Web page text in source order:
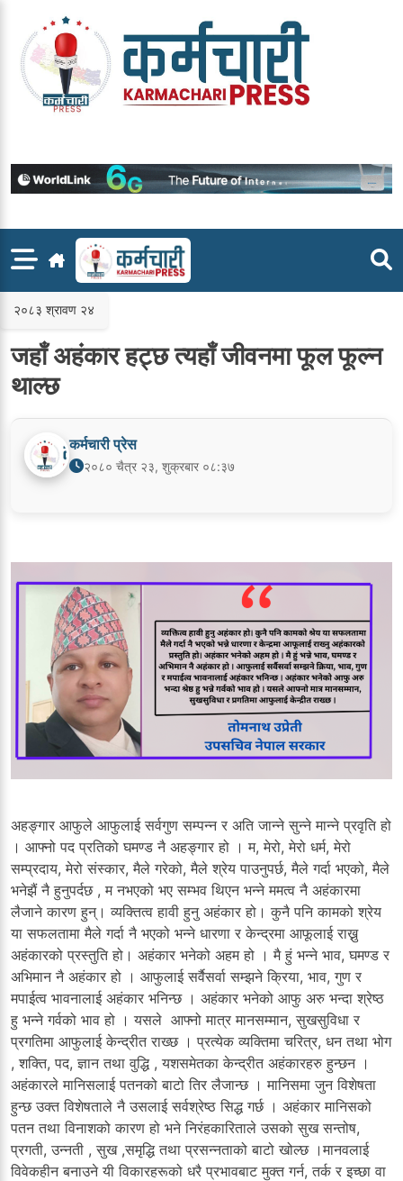
content
२०८३ श्रावण २४
जहाँ अहंकार हट्छ त्यहाँ जीवनमा फूल फूल्न
थाल्छ
कर्मचारी प्रेस
२०८० चैत्र २३, शुक्रबार ०८:३७
अहङ्गार आफुले आफुलाई सर्वगुण सम्पन्न र अति जान्ने सुन्ने मान्ने प्रवृति हो
। आफ्नो पद प्रतिको घमण्ड नै अहङ्गार हो । म, मेरो, मेरो धर्म, मेरो
सम्प्रदाय, मेरो संस्कार, मैले गरेको, मैले श्रेय पाउनुपर्छ, मैले गर्दा भएको, मैले
भनेझैं नै हुनुपर्दछ , म नभएको भए सम्भव थिएन भन्ने ममत्व नै अहंकारमा
लैजाने कारण हुन्। व्यक्तित्व हावी हुनु अहंकार हो। कुनै पनि कामको श्रेय
या सफलतामा मैले गर्दा नै भएको भन्ने धारणा र केन्द्रमा आफूलाई राख्नु
अहंकारको प्रस्तुति हो। अहंकार भनेको अहम हो । मै हुं भन्ने भाव, घमण्ड र
अभिमान नै अहंकार हो । आफुलाई सर्वैसर्वा सम्झने क्रिया, भाव, गुण र
मपाईत्व भावनालाई अहंकार भनिन्छ । अहंकार भनेको आफु अरु भन्दा श्रेष्ठ
हु भन्ने गर्वको भाव हो । यसले आफ्नो मात्र मानसम्मान, सुखसुविधा र
प्रगतिमा आफुलाई केन्द्रीत राख्छ । प्रत्येक व्यक्तिमा चरित्र, धन तथा भोग
, शक्ति, पद, ज्ञान तथा वुद्धि , यशसमेतका केन्द्रीत अहंकारहरु हुन्छन ।
अहंकारले मानिसलाई पतनको बाटो तिर लैजान्छ । मानिसमा जुन विशेषता
हुन्छ उक्त विशेषताले नै उसलाई सर्वश्रेष्ठ सिद्ध गर्छ । अहंकार मानिसको
पतन तथा विनाशको कारण हो भने निरंहकारिताले उसको सुख सन्तोष,
प्रगती, उन्नती , सुख ,समृद्धि तथा प्रसन्नताको बाटो खोल्छ ।मानवलाई
विवेकहीन बनाउने यी विकारहरूको धरै प्रभावबाट मुक्त गर्न, तर्क र इच्छा वा